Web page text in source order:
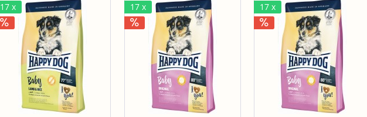
17 x 17 x 17 x